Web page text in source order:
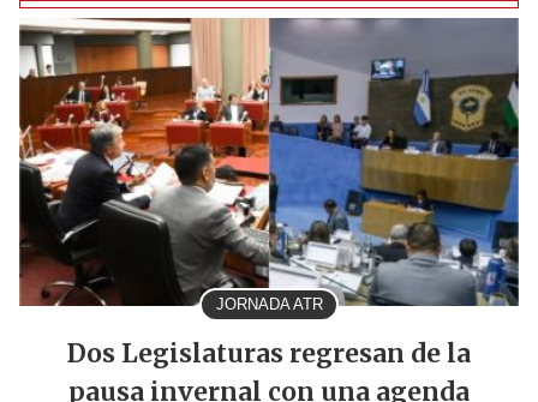
JORNADA ATR
Dos Legislaturas regresan de la
pausa invernal con una agenda